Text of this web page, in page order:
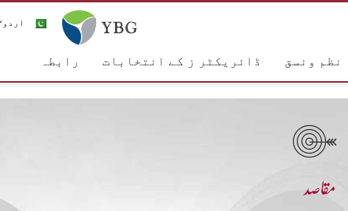
اردو
نظم ونسق ڈائریکٹر ز کے انتخابات رابطہ
مقاصد